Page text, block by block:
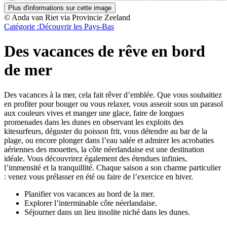
Plus d'informations sur cette image
© Anda van Riet via Provincie Zeeland
Catégorie :Découvrir les Pays-Bas
Des vacances de rêve en bord
de mer
Des vacances à la mer, cela fait rêver d’emblée. Que vous souhaitiez
en profiter pour bouger ou vous relaxer, vous asseoir sous un parasol
aux couleurs vives et manger une glace, faire de longues
promenades dans les dunes en observant les exploits des
kitesurfeurs, déguster du poisson frit, vous détendre au bar de la
plage, ou encore plonger dans l’eau salée et admirer les acrobaties
aériennes des mouettes, la côte néerlandaise est une destination
idéale. Vous découvrirez également des étendues infinies,
l’immensité et la tranquillité. Chaque saison a son charme particulier
: venez vous prélasser en été ou faire de l’exercice en hiver.
Planifier vos vacances au bord de la mer.
Explorer l’interminable côte néerlandaise.
Séjourner dans un lieu insolite niché dans les dunes.